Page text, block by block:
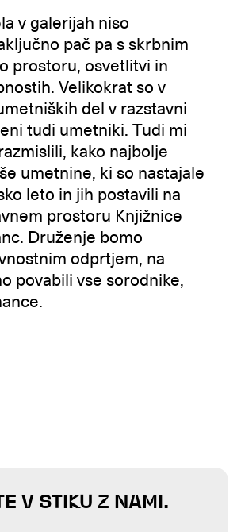
v galerijah niso
pač pa s skrbnim
prostoru, osvetlitvi in
Velikokrat so v
del v razstavni
tudi umetniki. Tudi mi
kako najbolje
umetnine, ki so nastajale
leto in jih postavili na
prostoru Knjižnice
Druženje bomo
odprtjem, na
povabili vse sorodnike,
V STIKU Z NAMI.